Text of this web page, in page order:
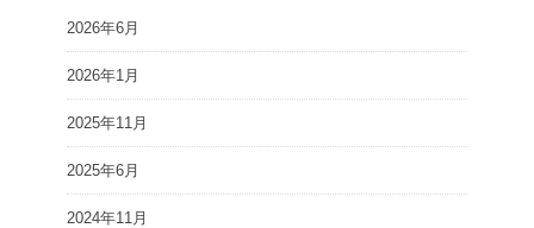
2026年6月
2026年1月
2025年11月
2025年6月
2024年11月